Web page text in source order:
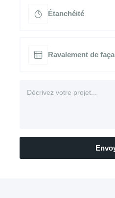
Étanchéité
Ravalement de